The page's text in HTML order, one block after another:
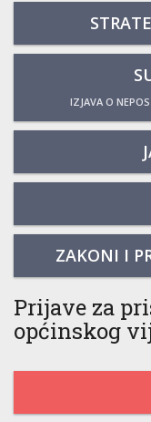
IZJAVA O
ZAKONI I
Prijave za
općinskog